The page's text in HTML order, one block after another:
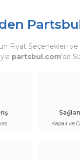
Fiyat Seçenekleri
partsbul.com'da
Kapalı ve